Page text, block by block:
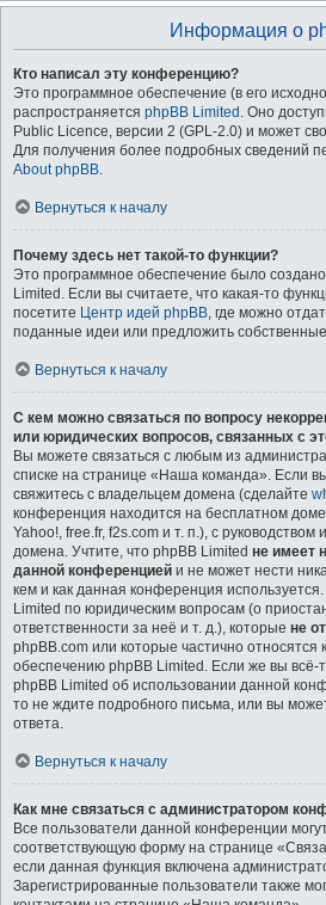
Информация о
Кто написал эту конференцию?
Это программное обеспечение (в его
распространяется phpBB Limited . Оно
Public Licence, версии 2 (GPL-2.0) и может
Для получения более подробных сведений
About phpBB.
Вернуться к началу
Почему здесь нет такой-то функции?
Это программное обеспечение было
Limited. Если вы считаете, что какая-то
посетите Центр идей phpBB, где можно
поданные идеи или предложить
Вернуться к началу
С кем можно связаться по вопросу
или юридических вопросов, связанных с
Вы можете связаться с любым из
списке на странице «Наша команда». Если
свяжитесь с владельцем домена (сделайте
конференция находится на бесплатном
Yahoo!, free.fr, f2s.com и т. п.), с
домена. Учтите, что phpBB Limited не имеет
данной конференцией и не может нести
кем и как данная конференция
Limited по юридическим вопросам (о
ответственности за неё и т. д.), которые не
phpBB.com или которые частично относятся
обеспечению phpBB Limited. Если же вы всё-
phpBB Limited об использовании данной
то не ждите подробного письма, или вы
ответа.
Вернуться к началу
Как мне связаться с администратором
Все пользователи данной конференции
соответствующую форму на странице
если данная функция включена
Зарегистрированные пользователи также